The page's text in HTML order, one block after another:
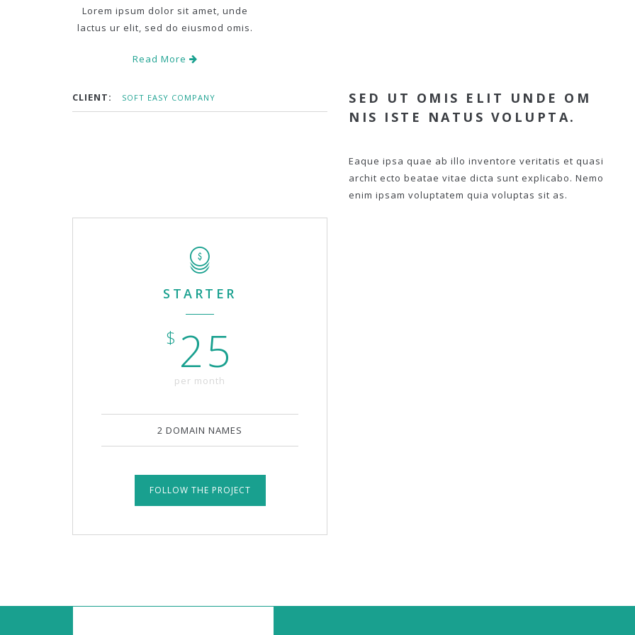
Lorem ipsum dolor sit amet, unde
lactus ur elit, sed do eiusmod omis.
Read More
CLIENT: SOFT EASY COMPANY
SED UT OMIS ELIT UNDE OM
NIS ISTE NATUS VOLUPTA.
Eaque ipsa quae ab illo inventore veritatis et quasi
archit ecto beatae vitae dicta sunt explicabo. Nemo
enim ipsam voluptatem quia voluptas sit as.
STARTER
$ 25
per month
2 DOMAIN NAMES
FOLLOW THE PROJECT